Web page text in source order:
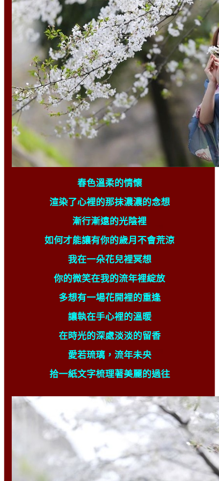
春色溫柔的情懷
渲染了心裡的那抹濃濃的念想
漸行漸遠的光陰裡
如何才能讓有你的歲月不會荒涼
我在一朵花兒裡冥想
你的微笑在我的流年裡綻放
多想有一場花開裡的重逢
讓執在手心裡的溫暖
在時光的深處淡淡的留香
愛若琉璃，流年未央
拾一紙文字梳理著美麗的過往